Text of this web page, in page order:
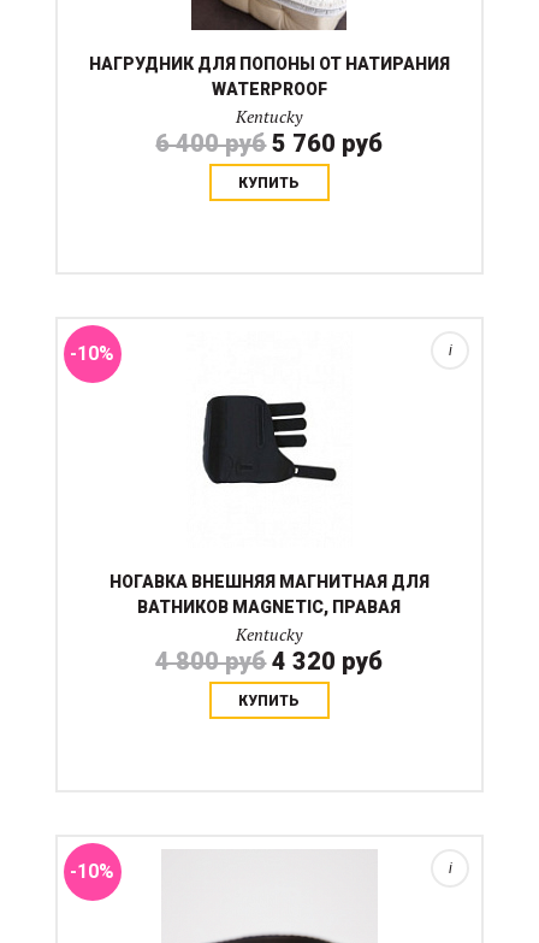
НАГРУДНИК ДЛЯ ПОПОНЫ ОТ НАТИРАНИЯ
WATERPROOF
Kentucky
6 400 руб 5 760 руб
КУПИТЬ
-10%
НОГАВКА ВНЕШНЯЯ МАГНИТНАЯ ДЛЯ
ВАТНИКОВ MAGNETIC, ПРАВАЯ
Kentucky
4 800 руб 4 320 руб
КУПИТЬ
i
-10% i